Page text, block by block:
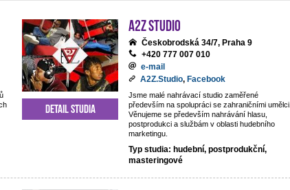
A2Z Studio
Českobrodská 34/7, Praha 9
+420 777 007 010
e-mail
A2Z.Studio, Facebook
Jsme malé nahrávací studio zaměřené
především na spolupráci se zahraničními umělci.
Věnujeme se především nahrávání hlasu,
postprodukci a službám v oblasti hudebního
marketingu.
Typ studia: hudební, postprodukční,
masteringové
Detail studia